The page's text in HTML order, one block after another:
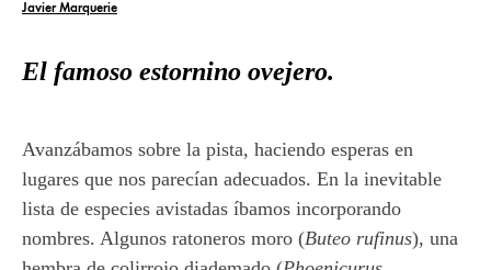
Javier Marquerie
El famoso estornino ovejero.
Avanzábamos sobre la pista, haciendo esperas en
lugares que nos parecían adecuados. En la inevitable
lista de especies avistadas íbamos incorporando
nombres. Algunos ratoneros moro (Buteo rufinus), una